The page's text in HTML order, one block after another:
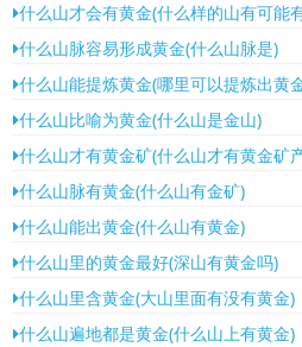
什么山才会有黄金(什么样的山有可能
什么山脉容易形成黄金(什么山脉是)
什么山能提炼黄金(哪里可以提炼出黄
什么山比喻为黄金(什么山是金山)
什么山才有黄金矿(什么山才有黄金矿
什么山脉有黄金(什么山有金矿)
什么山能出黄金(什么山有黄金)
什么山里的黄金最好(深山有黄金吗)
什么山里含黄金(大山里面有没有黄金)
什么山遍地都是黄金(什么山上有黄金)